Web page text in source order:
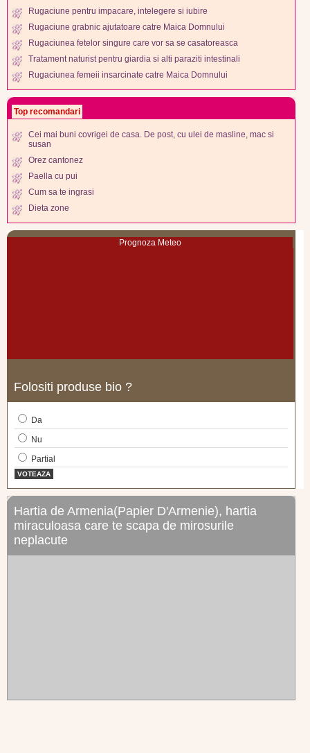
Rugaciune pentru impacare, intelegere si iubire
Rugaciune grabnic ajutatoare catre Maica Domnului
Rugaciunea fetelor singure care vor sa se casatoreasca
Tratament naturist pentru giardia si alti paraziti intestinali
Rugaciunea femeii insarcinate catre Maica Domnului
Top recomandari
Cei mai buni covrigei de casa. De post, cu ulei de masline, mac si
susan
Orez cantonez
Paella cu pui
Cum sa te ingrasi
Dieta zone
Prognoza Meteo
Folositi produse bio ?
Da
Nu
Partial
VOTEAZA
Hartia de Armenia(Papier D'Armenie), hartia
miraculoasa care te scapa de mirosurile
neplacute